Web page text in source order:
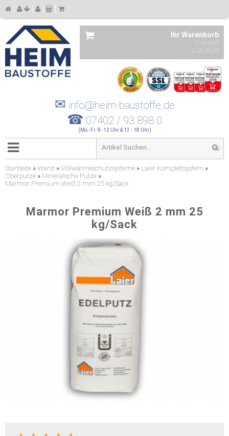
Ihr Warenkorb
0 Artikel
0,00 EUR
✉ info@heim-baustoffe.de
☎ 07402 / 93 898 0
(Mo.-Fr. 8 -12 Uhr & 13 - 18 Uhr)
Startseite » Wand » Vollwärmeschutzsysteme » Laier Komplettsystem »
Oberputze » Mineralische Putze »
Marmor Premium Weiß 2 mm 25 kg/Sack
Marmor Premium Weiß 2 mm 25
kg/Sack